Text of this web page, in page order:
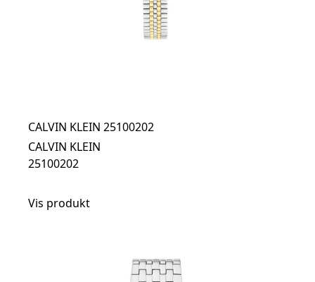
CALVIN KLEIN 25100202
CALVIN KLEIN
25100202
Vis produkt